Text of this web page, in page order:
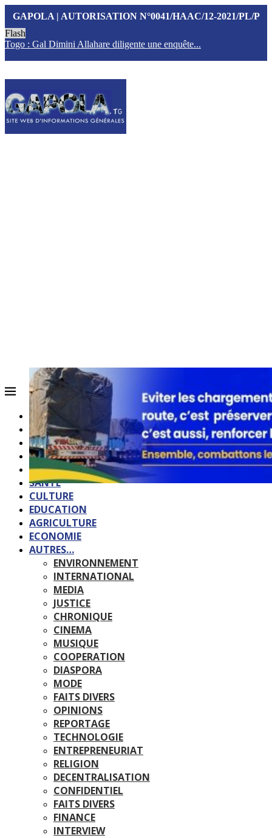
GAPOLA | AUTORISATION N°0041/HAAC/12-2021/PL/P
Flash
Togo : Gal Dimini Allahare diligente une enquête...
ACCUEIL
QUI SOMMES-NOUS?
POLITIQUE
SOCIETE
SPORTS
SANTE
CULTURE
EDUCATION
AGRICULTURE
ECONOMIE
AUTRES…
ENVIRONNEMENT
INTERNATIONAL
MEDIA
JUSTICE
CHRONIQUE
CINEMA
MUSIQUE
COOPERATION
DIASPORA
MODE
FAITS DIVERS
OPINIONS
REPORTAGE
TECHNOLOGIE
ENTREPRENEURIAT
RELIGION
DECENTRALISATION
CONFIDENTIEL
FAITS DIVERS
FINANCE
INTERVIEW